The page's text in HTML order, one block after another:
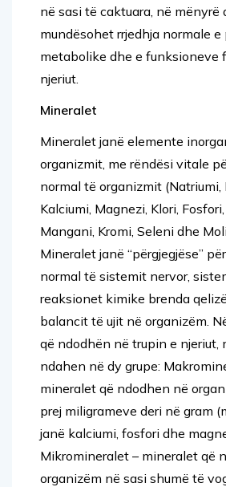
në sasi të caktuara, në mënyrë
mundësohet rrjedhja normale e
metabolike dhe e funksioneve
njeriut.
Mineralet
Mineralet janë elemente
organizmit, me rëndësi vitale
normal të organizmit (Natriumi,
Kalciumi, Magnezi, Klori,
Mangani, Kromi, Seleni dhe
Mineralet janë “përgjegjëse”
normal të sistemit nervor,
reaksionet kimike brenda
balancit të ujit në organizëm.
që ndodhën në trupin e njeriut,
ndahen në dy grupe:
mineralet që ndodhen në
prej miligrameve deri në gram
janë kalciumi, fosfori dhe
Mikromineralet – mineralet që
organizëm në sasi shumë të